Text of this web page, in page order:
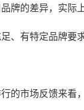
牌的差异，实际
、有特定品牌要
的市场反馈来